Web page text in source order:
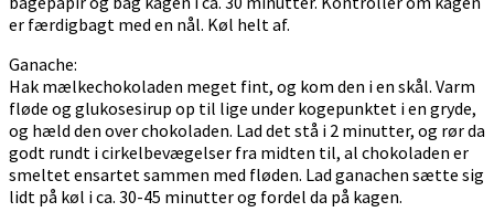
er færdigbagt med en nål. Køl helt af.
Ganache:
Hak mælkechokoladen meget fint, og kom den i en skål. Varm
fløde og glukosesirup op til lige under kogepunktet i en gryde,
og hæld den over chokoladen. Lad det stå i 2 minutter, og rør da
godt rundt i cirkelbevægelser fra midten til, al chokoladen er
smeltet ensartet sammen med fløden. Lad ganachen sætte sig
lidt på køl i ca. 30-45 minutter og fordel da på kagen.